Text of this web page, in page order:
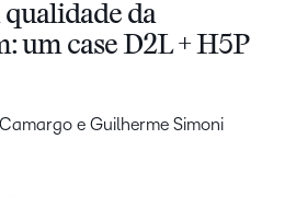
da
um case D2L + H5P
e Guilherme Simoni